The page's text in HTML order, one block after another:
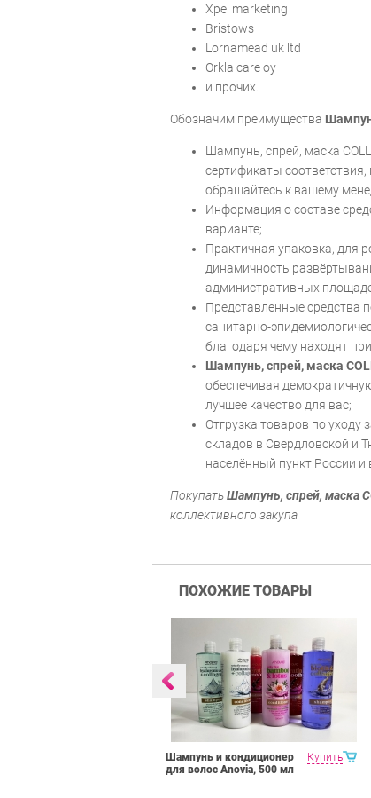
Xpel marketing
Bristows
Lornamead uk ltd
Orkla care oy
и прочих.
Обозначим преимущества
Шампунь, спрей, маска
сертификаты
обращайтесь к вашему
Информация о составе
варианте;
Практичная упаковка, для
динамичность
административных
Представленные средства
санитарно-
благодаря чему находят
Шампунь, спрей, маска
обеспечивая
лучшее качество для вас;
Отгрузка товаров по уходу
складов в Свердловской и
населённый пункт России и
ПокупатьШампунь, спрей, маска
коллективного закупа
ПОХОЖИЕ ТОВАРЫ
Купить
Шампунь и кондиционер
для волос Anovia, 500 мл